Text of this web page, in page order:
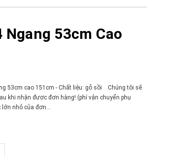
Ngang 53cm Cao
53cm cao 151cm - Chất liệu: gỗ sồi Chúng tôi sẽ
khi nhận được đơn hàng! (phí vận chuyển phụ
nhỏ của đơn...